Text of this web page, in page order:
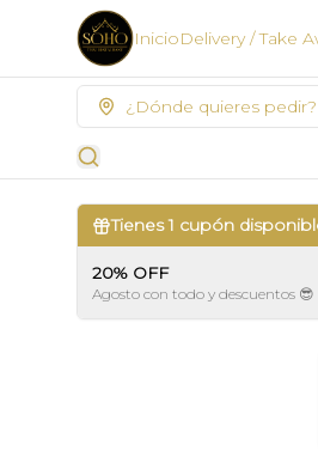
InicioDelivery / Take
¿Dónde quieres pedir?
Tienes1 cupón
20% OFF
Agosto con todo y descuentos 😎